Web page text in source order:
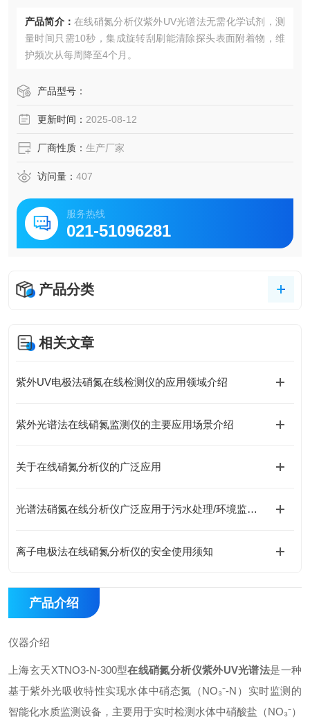
产品简介： 在线硝氮分析仪紫外UV光谱法无需化学试剂，测
量时间只需10秒，集成旋转刮刷能清除探头表面附着物，维
护频次从每周降至4个月。
产品型号：
更新时间： 2025-08-12
厂商性质： 生产厂家
访问量： 407
服务热线
021-51096281
产品分类
相关文章
紫外UV电极法硝氮在线检测仪的应用领域介绍
紫外光谱法在线硝氮监测仪的主要应用场景介绍
关于在线硝氮分析仪的广泛应用
光谱法硝氮在线分析仪广泛应用于污水处理/环境监测及工业过程控制等领域
离子电极法在线硝氮分析仪的安全使用须知
产品介绍
仪器介绍
上海玄天XTNO3-N-300型在线硝氮分析仪紫外UV光谱法是一种
基于紫外光吸收特性实现水体中硝态氮（NO₃⁻-N）实时监测的
智能化水质监测设备，主要用于实时检测水体中硝酸盐（NO₃⁻）